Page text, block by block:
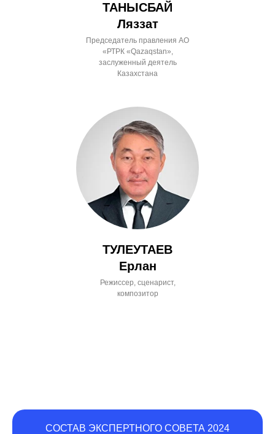
ТАНЫСБАЙ
Ляззат
Председатель правления АО
«РТРК «Qazaqstan»,
заслуженный деятель
Казахстана
ТУЛЕУТАЕВ
Ерлан
Режиссер, сценарист,
композитор
СОСТАВ ЭКСПЕРТНОГО СОВЕТА 2024